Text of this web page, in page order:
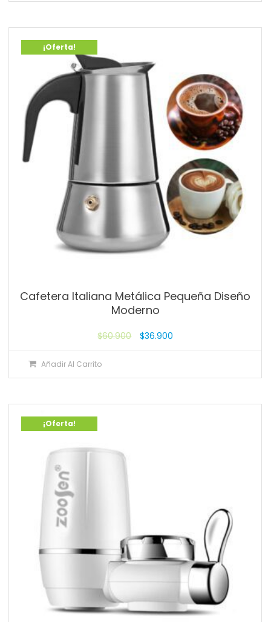
¡Oferta!
Cafetera Italiana Metálica Pequeña Diseño
Moderno
$60.900 $36.900
Añadir Al Carrito
¡Oferta!